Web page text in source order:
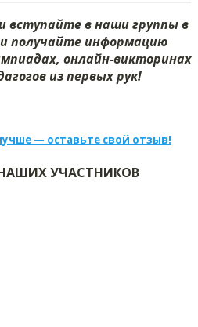
вступайте в наши группы в
получайте информацию
онлайн-викторинах
из первых рук!
— оставьте свой отзыв!
УЧАСТНИКОВ